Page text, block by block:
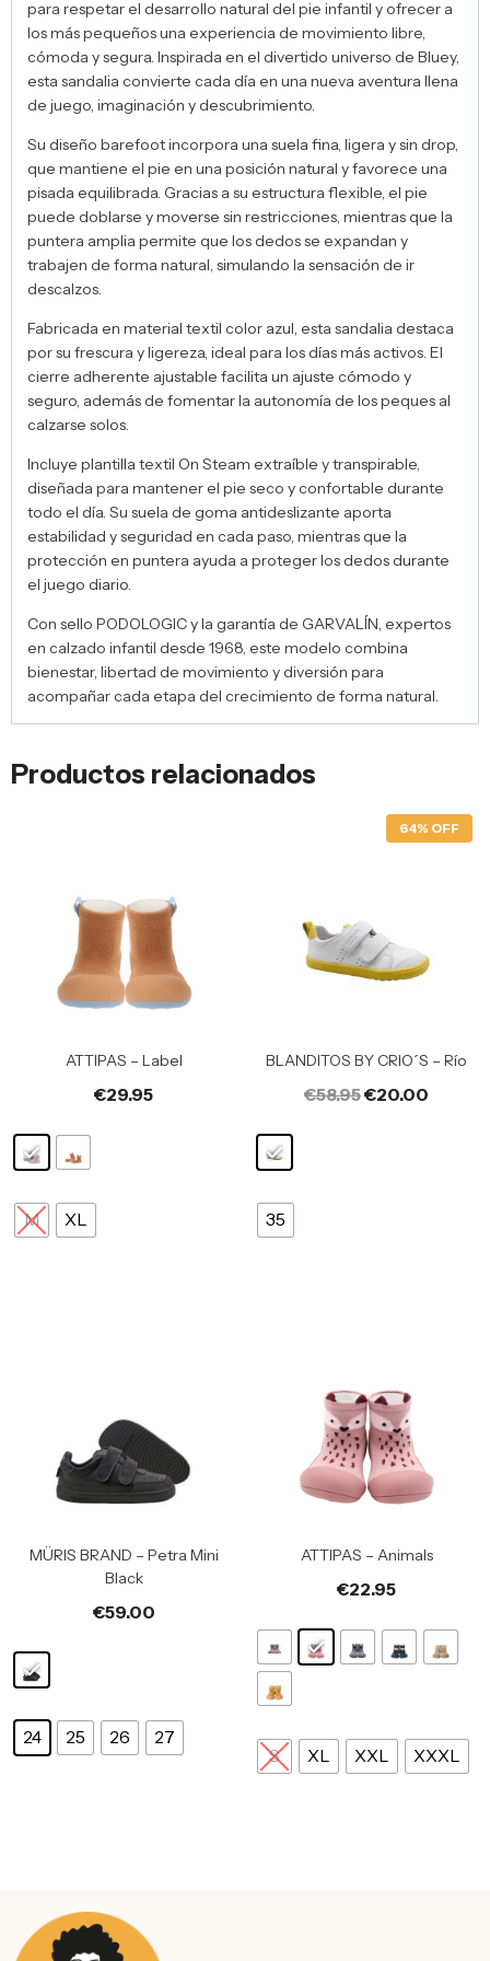
para respetar el desarrollo natural del pie infantil y ofrecer a
los más pequeños una experiencia de movimiento libre,
cómoda y segura. Inspirada en el divertido universo de Bluey,
esta sandalia convierte cada día en una nueva aventura llena
de juego, imaginación y descubrimiento.
Su diseño barefoot incorpora una suela fina, ligera y sin drop,
que mantiene el pie en una posición natural y favorece una
pisada equilibrada. Gracias a su estructura flexible, el pie
puede doblarse y moverse sin restricciones, mientras que la
puntera amplia permite que los dedos se expandan y
trabajen de forma natural, simulando la sensación de ir
descalzos.
Fabricada en material textil color azul, esta sandalia destaca
por su frescura y ligereza, ideal para los días más activos. El
cierre adherente ajustable facilita un ajuste cómodo y
seguro, además de fomentar la autonomía de los peques al
calzarse solos.
Incluye plantilla textil On Steam extraíble y transpirable,
diseñada para mantener el pie seco y confortable durante
todo el día. Su suela de goma antideslizante aporta
estabilidad y seguridad en cada paso, mientras que la
protección en puntera ayuda a proteger los dedos durante
el juego diario.
Con sello PODOLOGIC y la garantía de GARVALÍN, expertos
en calzado infantil desde 1968, este modelo combina
bienestar, libertad de movimiento y diversión para
acompañar cada etapa del crecimiento de forma natural.
Productos relacionados
ATTIPAS – Label
€29.95
M XL
64% OFF
BLANDITOS BY CRIO´S – Río
€58.95€20.00
35
MÜRIS BRAND – Petra Mini
Black
€59.00
24 25 26 27
ATTIPAS – Animals
€22.95
S XL XXL XXXL